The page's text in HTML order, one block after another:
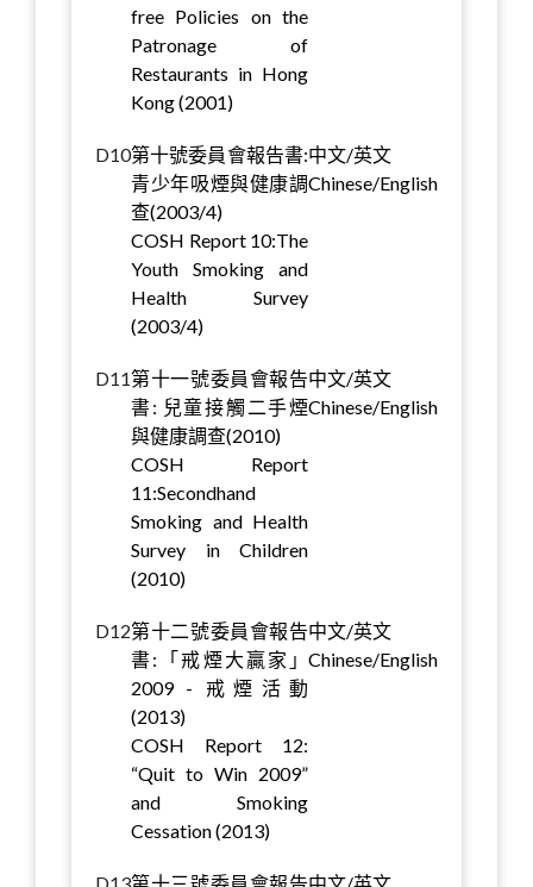
free Policies on the
Patronage of
Restaurants in Hong
Kong (2001)
D10第十號委員會報告書:
青少年吸煙與健康調
查(2003/4)
COSH Report 10:The
Youth Smoking and
Health Survey
(2003/4)
中文/英文
Chinese/English
D11第十一號委員會報告
書: 兒童接觸二手煙
與健康調查(2010)
COSH Report
11:Secondhand
Smoking and Health
Survey in Children
(2010)
中文/英文
Chinese/English
D12第十二號委員會報告
書:「戒煙大贏家」
2009 - 戒煙活動
(2013)
COSH Report 12:
“Quit to Win 2009”
and Smoking
Cessation (2013)
中文/英文
Chinese/English